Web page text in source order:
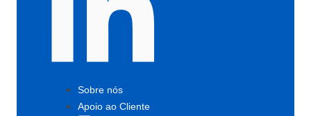
Sobre nós
Apoio ao Cliente